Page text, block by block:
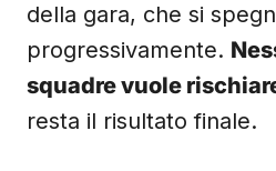
della gara, che si
progressivamente.
squadre vuole
resta il risultato finale.